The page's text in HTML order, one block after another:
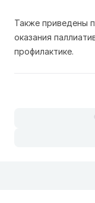
Также приведены
оказания
профилактике.